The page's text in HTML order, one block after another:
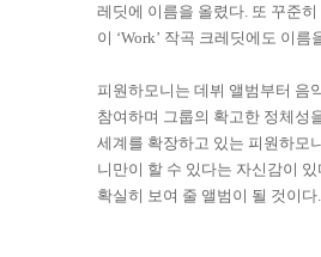
레딧에 이름을 올렸다. 또 꾸준
이 ‘Work’ 작곡 크레딧에도 이름
피원하모니는 데뷔 앨범부터 음
참여하며 그룹의 확고한 정체성
세계를 확장하고 있는 피원하모
니만이 할 수 있다는 자신감이 있
확실히 보여 줄 앨범이 될 것이다.